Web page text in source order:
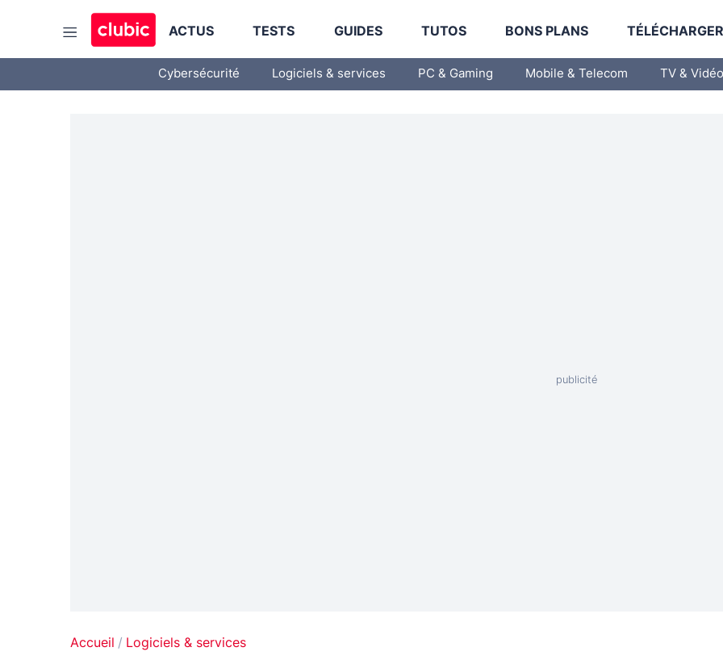
ACTUS TESTS GUIDES TUTOS BONS PLANS
Cybersécurité Logiciels & services PC & Gaming Mobile & Telecom TV & Vidéo
Accueil Logiciels & services